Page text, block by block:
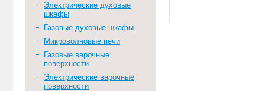
Электрические духовые
шкафы
Газовые духовые шкафы
Микроволновые печи
Газовые варочные
поверхности
Электрические варочные
поверхности